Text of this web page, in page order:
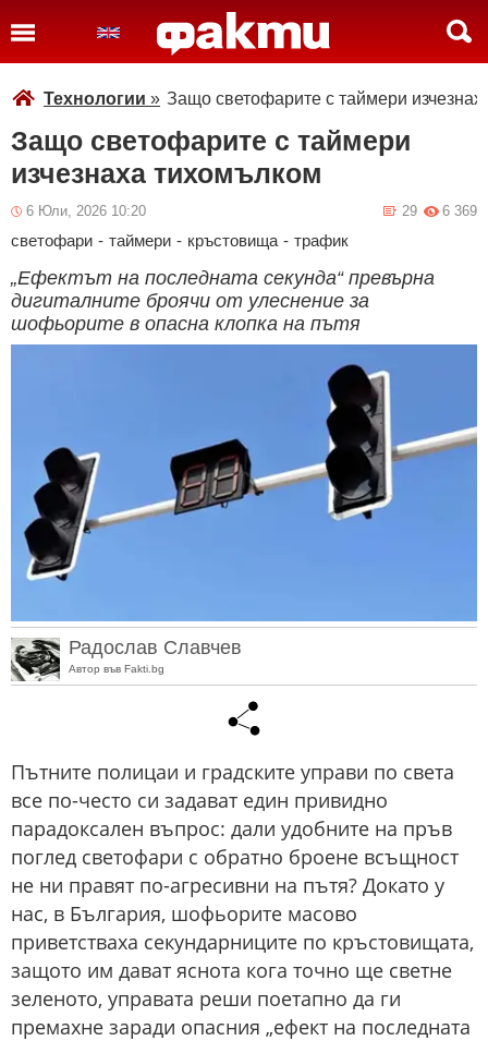
Технологии » Защо светофарите с таймери
Защо светофарите с таймери
изчезнаха тихомълком
6 Юли, 2026 10:20 6 369
29
светофари - таймери - кръстовища - трафик
„Ефектът на последната секунда“ превърна
дигиталните броячи от улеснение за
шофьорите в опасна клопка на пътя
Радослав Славчев
Автор във Fakti.bg
Пътните полицаи и градските управи по света
все по-често си задават един привидно
парадоксален въпрос: дали удобните на пръв
поглед светофари с обратно броене всъщност
не ни правят по-агресивни на пътя? Докато у
нас, в България, шофьорите масово
приветстваха секундарниците по кръстовищата,
защото им дават яснота кога точно ще светне
зеленото, управата реши поетапно да ги
премахне заради опасния „ефект на последната